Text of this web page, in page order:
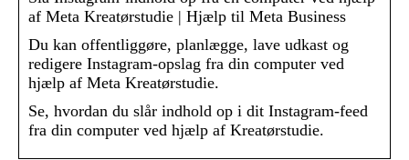
af Meta Kreatørstudie | Hjælp til Meta Business
Du kan offentliggøre, planlægge, lave udkast og
redigere Instagram-opslag fra din computer ved
hjælp af Meta Kreatørstudie.
Se, hvordan du slår indhold op i dit Instagram-feed
fra din computer ved hjælp af Kreatørstudie.